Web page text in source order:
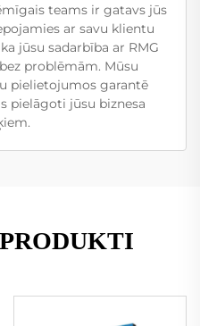
teams ir gatavs jūs
ar savu klientu
jūsu sadarbība ar RMG
problēmām. Mūsu
pielietojumos garantē
pielāgoti jūsu biznesa